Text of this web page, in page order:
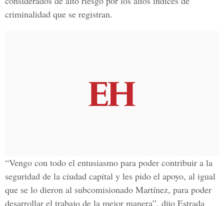
criminalidad que se registran.
“Vengo con todo el entusiasmo para poder contribuir a la
seguridad de la ciudad capital y les pido el apoyo, al igual
que se lo dieron al subcomisionado Martínez, para poder
desarrollar el trabajo de la mejor manera”, dijo Estrada